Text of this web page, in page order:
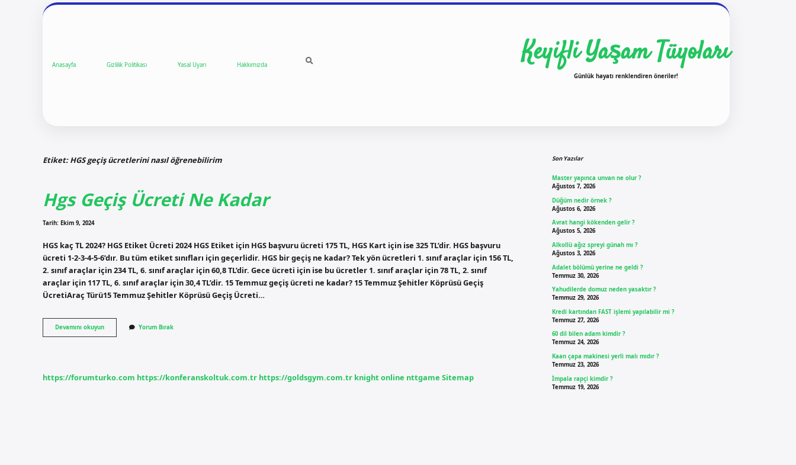
Anasayfa Gizlilik Politikası Yasal Uyarı Hakkımızda Keyifli Yaşam Tüyoları
Günlük hayatı renklendiren öneriler!
Etiket:HGS geçiş ücretlerini nasıl öğrenebilirim
Hgs Geçiş Ücreti Ne Kadar
Tarih: Ekim 9, 2024
HGS kaç TL 2024? HGS Etiket Ücreti 2024 HGS Etiket için HGS başvuru ücreti 175 TL, HGS Kart için ise 325 TL’dir. HGS başvuru
ücreti 1-2-3-4-5-6’dır. Bu tüm etiket sınıfları için geçerlidir. HGS bir geçiş ne kadar? Tek yön ücretleri 1. sınıf araçlar için 156 TL,
2. sınıf araçlar için 234 TL, 6. sınıf araçlar için 60,8 TL’dir. Gece ücreti için ise bu ücretler 1. sınıf araçlar için 78 TL, 2. sınıf
araçlar için 117 TL, 6. sınıf araçlar için 30,4 TL’dir. 15 Temmuz geçiş ücreti ne kadar? 15 Temmuz Şehitler Köprüsü Geçiş
ÜcretiAraç Türü15 Temmuz Şehitler Köprüsü Geçiş Ücreti…
Devamını okuyunHgs
Geçiş
Yorum Bırak
https://forumturko.com https://konferanskoltuk.com.tr https://goldsgym.com.tr knight online nttgame Sitemap
Son Yazılar
Master yapınca unvan ne olur ?
Ağustos 7, 2026
Düğüm nedir örnek ?
Ağustos 6, 2026
Avrat hangi kökenden gelir ?
Ağustos 5, 2026
Alkollü ağız spreyi günah mı ?
Ağustos 3, 2026
Adalet bölümü yerine ne geldi ?
Temmuz 30, 2026
Yahudilerde domuz neden yasaktır ?
Temmuz 29, 2026
Kredi kartından FAST işlemi yapılabilir mi ?
Temmuz 27, 2026
60 dil bilen adam kimdir ?
Temmuz 24, 2026
Kaan çapa makinesi yerli malı mıdır ?
Temmuz 23, 2026
İmpala rapçi kimdir ?
Temmuz 19, 2026